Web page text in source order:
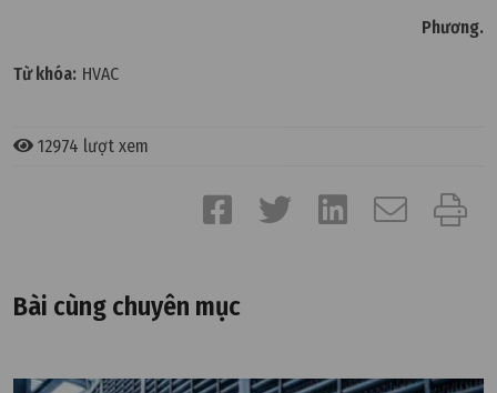
Phương.
Từ khóa: HVAC
12974 lượt xem
Bài cùng chuyên mục